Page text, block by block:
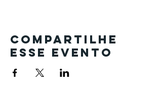
Compartilhe
esse evento